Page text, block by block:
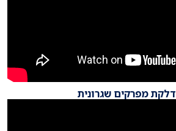
מפרקים שגרונית